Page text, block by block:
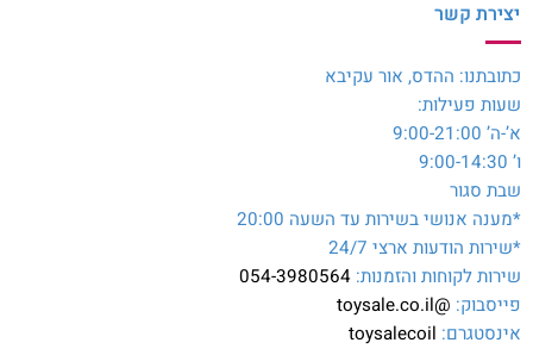
יצירת קשר
כתובתנו: ההדס, אור עקיבא
שעות פעילות:
א’-ה’ 9:00-21:00
ו’ 9:00-14:30
שבת סגור
*מענה אנושי בשירות עד השעה 20:00
*שירות הודעות ארצי 24/7
שירות לקוחות והזמנות: 054-3980564
פייסבוק: @toysale.co.il
אינסטגרם: toysalecoil